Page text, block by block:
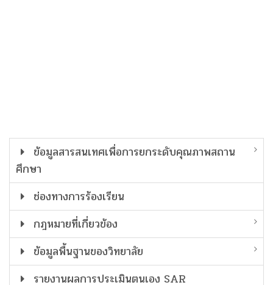
ข้อมูลสารสนเทศเพื่อการยกระดับคุณภาพสถาน
ศึกษา
ช่องทางการร้องเรียน
กฎหมายที่เกี่ยวข้อง
ข้อมูลพื้นฐานของวิทยาลัย
รายงานผลการประเมินตนเอง SAR